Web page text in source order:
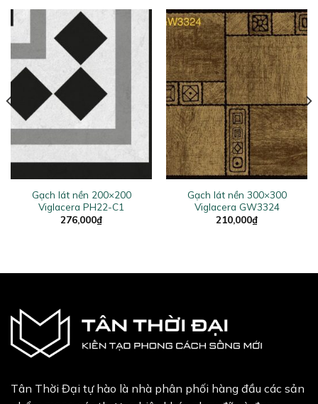
Gạch lát nền 200×200
Viglacera PH22-C1
276,000₫
Gạch lát nền 300×300
Viglacera GW3324
210,000₫
Tân Thời Đại tự hào là nhà phân phối hàng đầu các sản